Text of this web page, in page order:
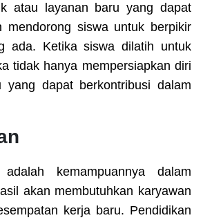
atau layanan baru yang dapat
mendorong siswa untuk berpikir
ada. Ketika siswa dilatih untuk
tidak hanya mempersiapkan diri
dapat berkontribusi dalam
kemampuannya dalam
akan membutuhkan karyawan
kerja baru. Pendidikan